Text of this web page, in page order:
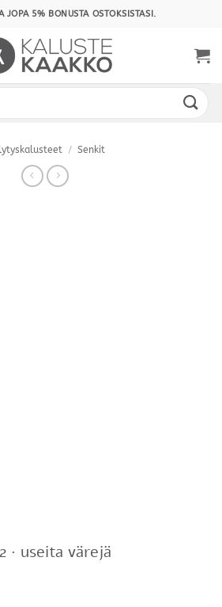
JOPA 5% BONUSTA OSTOKSISTASI.
/ Senkit
· useita värejä